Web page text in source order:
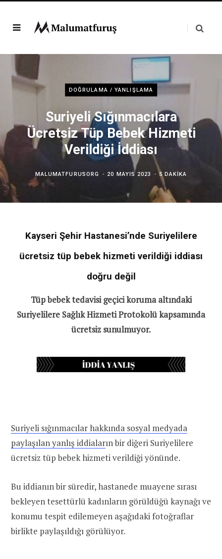
DOĞRULAMA / YANLIŞLAMA
Suriyeli Sığınmacılara
Ücretsiz Tüp Bebek Hizmeti
Verildiği İddiası
MALUMATFURUSORG 20 MAYIS 2023 5 DAKIKA
Kayseri Şehir Hastanesi’nde Suriyelilere
ücretsiz tüp bebek hizmeti verildiği iddiası
doğru değil
Tüp bebek tedavisi geçici koruma altındaki
Suriyelilere Sağlık Hizmeti Protokolü kapsamında
ücretsiz sunulmuyor.
Suriyeli sığınmacılar hakkında sosyal medyada
paylaşılan yanlış iddiaların bir diğeri Suriyelilere
ücretsiz tüp bebek hizmeti verildiği yönünde.
Bu iddianın bir süredir, hastanede muayene sırası
bekleyen tesettürlü kadınların görüldüğü kaynağı ve
konumu tespit edilemeyen aşağıdaki fotoğraflar
birlikte paylaşıldığı görülüyor.